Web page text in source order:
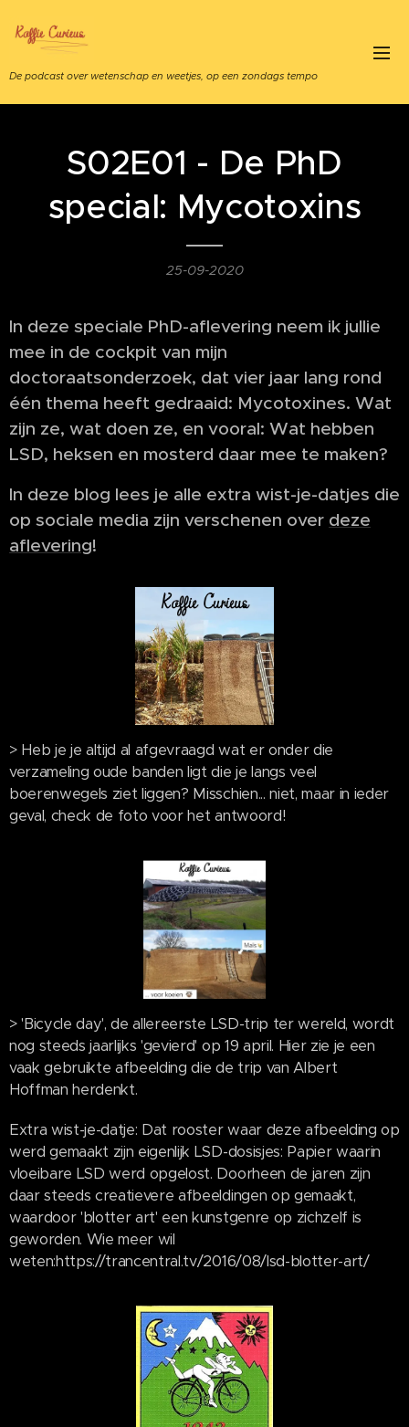
De podcast over wetenschap en weetjes, op een zondags tempo
S02E01 - De PhD
special: Mycotoxins
25-09-2020
In deze speciale PhD-aflevering neem ik jullie
mee in de cockpit van mijn
doctoraatsonderzoek, dat vier jaar lang rond
één thema heeft gedraaid: Mycotoxines. Wat
zijn ze, wat doen ze, en vooral: Wat hebben
LSD, heksen en mosterd daar mee te maken?
In deze blog lees je alle extra wist-je-datjes die
op sociale media zijn verschenen over deze
aflevering!
> Heb je je altijd al afgevraagd wat er onder die
verzameling oude banden ligt die je langs veel
boerenwegels ziet liggen? Misschien... niet, maar in ieder
geval, check de foto voor het antwoord!
> 'Bicycle day', de allereerste LSD-trip ter wereld, wordt
nog steeds jaarlijks 'gevierd' op 19 april. Hier zie je een
vaak gebruikte afbeelding die de trip van Albert
Hoffman herdenkt.
Extra wist-je-datje: Dat rooster waar deze afbeelding op
werd gemaakt zijn eigenlijk LSD-dosisjes: Papier waarin
vloeibare LSD werd opgelost. Doorheen de jaren zijn
daar steeds creatievere afbeeldingen op gemaakt,
waardoor 'blotter art' een kunstgenre op zichzelf is
geworden. Wie meer wil
weten:https://trancentral.tv/2016/08/lsd-blotter-art/